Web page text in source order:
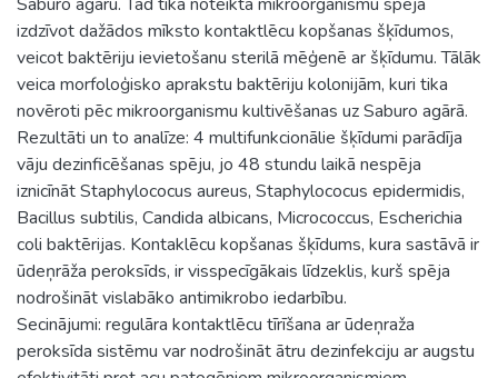
izdzīvot dažādos mīksto kontaktlēcu kopšanas šķīdumos,
veicot baktēriju ievietošanu sterilā mēģenē ar šķīdumu. Tālāk
veica morfoloģisko aprakstu baktēriju kolonijām, kuri tika
novēroti pēc mikroorganismu kultivēšanas uz Saburo agārā.
Rezultāti un to analīze: 4 multifunkcionālie šķīdumi parādīja
vāju dezinficēšanas spēju, jo 48 stundu laikā nespēja
iznicīnāt Staphylococus aureus, Staphylococus epidermidis,
Bacillus subtilis, Candida albicans, Micrococcus, Escherichia
coli baktērijas. Kontaklēcu kopšanas šķīdums, kura sastāvā ir
ūdeņrāža peroksīds, ir visspecīgākais līdzeklis, kurš spēja
nodrošināt vislabāko antimikrobo iedarbību.
Secinājumi: regulāra kontaktlēcu tīrīšana ar ūdeņraža
peroksīda sistēmu var nodrošināt ātru dezinfekciju ar augstu